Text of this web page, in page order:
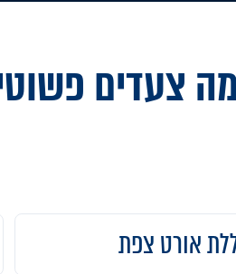
צעדים
אורט צפת